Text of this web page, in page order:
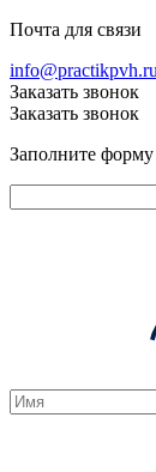
Почта для связи
info@practikpvh.ru
Заказать звонок
Заказать звонок
Заполните